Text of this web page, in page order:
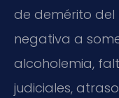
de demérito del
negativa a
alcoholemia,
judiciales,